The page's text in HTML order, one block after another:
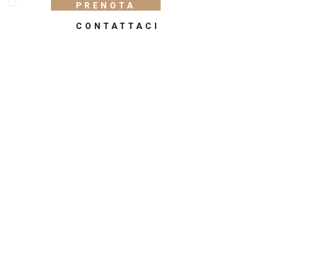
PRENOTA
CONTATTACI